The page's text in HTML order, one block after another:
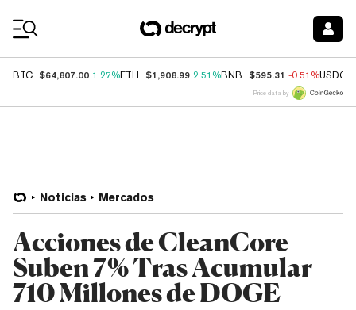
BTC $64,807.00 1.27%ETH $1,908.99 2.51%BNB $595.31 -0.51%USDC
Price data by
Noticias Mercados
Acciones de CleanCore
Suben 7% Tras Acumular
710 Millones de DOGE